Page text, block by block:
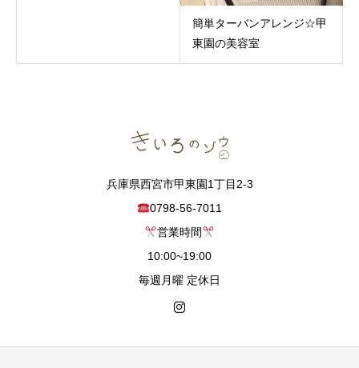
簡単ターバンアレンジ☆甲
東園の美容室
兵庫県西宮市甲東園1丁目2-3
0798-56-7011
営業時間
10:00~19:00
毎週月曜 定休日